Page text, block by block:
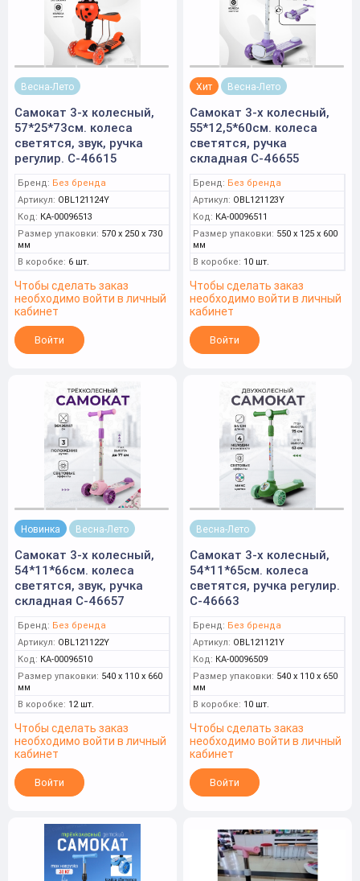
Весна-Лето
Самокат 3-х колесный,
57*25*73см. колеса
светятся, звук, ручка
регулир. С-46615
Бренд: Без бренда
Артикул: OBL121124Y
Код: КА-00096513
Размер упаковки: 570 x 250 x 730
мм
В коробке: 6 шт.
Чтобы сделать заказ
необходимо войти в личный
кабинет
Войти
Хит Весна-Лето
Самокат 3-х колесный,
55*12,5*60см. колеса
светятся, ручка
складная С-46655
Бренд: Без бренда
Артикул: OBL121123Y
Код: КА-00096511
Размер упаковки: 550 x 125 x 600
мм
В коробке: 10 шт.
Чтобы сделать заказ
необходимо войти в личный
кабинет
Войти
Новинка Весна-Лето
Самокат 3-х колесный,
54*11*66см. колеса
светятся, звук, ручка
складная С-46657
Бренд: Без бренда
Артикул: OBL121122Y
Код: КА-00096510
Размер упаковки: 540 x 110 x 660
мм
В коробке: 12 шт.
Чтобы сделать заказ
необходимо войти в личный
кабинет
Войти
Весна-Лето
Самокат 3-х колесный,
54*11*65см. колеса
светятся, ручка регулир.
С-46663
Бренд: Без бренда
Артикул: OBL121121Y
Код: КА-00096509
Размер упаковки: 540 x 110 x 650
мм
В коробке: 10 шт.
Чтобы сделать заказ
необходимо войти в личный
кабинет
Войти